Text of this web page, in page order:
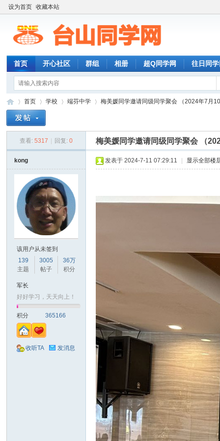
设为首页 收藏本站
首页 开心社区 群组 相册 超Q同学网 往日同
首页
›
学校
›
端芬中学 梅美媛同学邀请同级同学聚会 （2024年7月
查看: 5317 回复: 0 梅美媛同学邀请同级同学聚会 （
kong
该用户从未签到
139
主题
3005
帖子
36万
积分
军长
好好学习，天天向上！
积分 365166
收听TA 发消息
发表于 2024-7-11 07:29:11 显示全部楼